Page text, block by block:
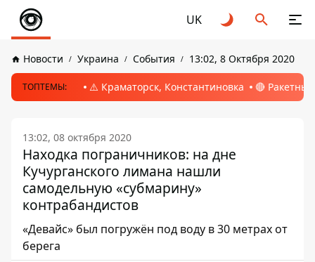
UK
Новости Украина События 13:02, 8 Октября 2020
ТОПТЕМЫ: ⚠️ Краматорск, Константиновка 🔴
13:02, 08 октября 2020
Находка пограничников: на дне
Кучурганского лимана нашли
самодельную «субмарину»
контрабандистов
«Девайс» был погружён под воду в 30 метрах от
берега